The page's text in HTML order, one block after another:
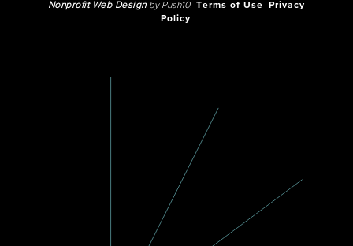
Nonprofit Web Designby Push10. Terms of Use
Privacy
Policy